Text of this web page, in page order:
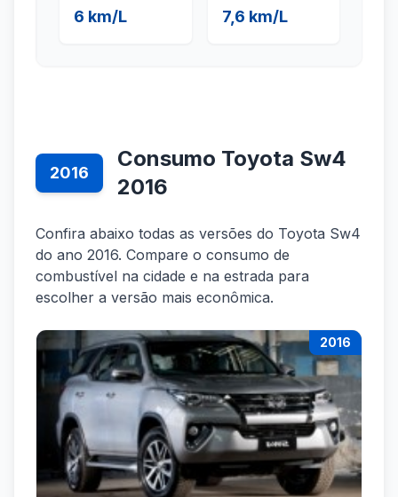
6 km/L 7,6 km/L
2016
Consumo Toyota Sw4
2016
Confira abaixo todas as versões do Toyota Sw4
do ano 2016. Compare o consumo de
combustível na cidade e na estrada para
escolher a versão mais econômica.
2016